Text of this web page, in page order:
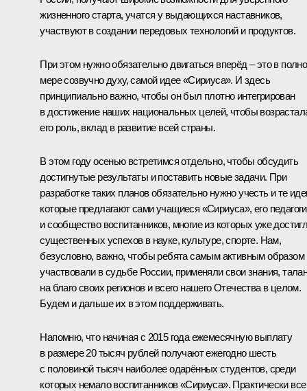
жизненного старта, учатся у выдающихся наставников,
участвуют в создании передовых технологий и продуктов.
При этом нужно обязательно двигаться вперёд – это в
мере созвучно духу, самой идее «Сириуса». И здесь
принципиально важно, чтобы он был плотно интегрирован
в достижение наших национальных целей, чтобы
его роль, вклад в развитие всей страны.
В этом году осенью встретимся отдельно, чтобы обсудить
достигнутые результаты и поставить новые задачи. При
разработке таких планов обязательно нужно учесть и те
которые предлагают сами учащиеся «Сириуса», его педагоги
и сообщество воспитанников, многие из которых уже
существенных успехов в науке, культуре, спорте. Нам,
безусловно, важно, чтобы ребята самым активным образом
участвовали в судьбе России, применяли свои знания,
на благо своих регионов и всего нашего Отечества в целом.
Будем и дальше их в этом поддерживать.
Напомню, что начиная с 2015 года ежемесячную выплату
в размере 20 тысяч рублей получают ежегодно шесть
с половиной тысяч наиболее одарённых студентов, среди
которых немало воспитанников «Сириуса». Практически все